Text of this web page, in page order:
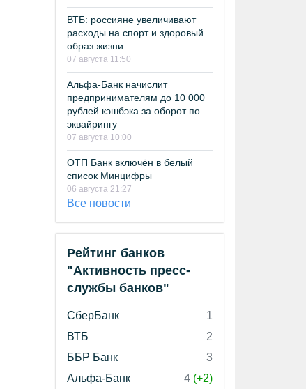
ВТБ: россияне увеличивают
расходы на спорт и здоровый
образ жизни
07 августа 11:50
Альфа-Банк начислит
предпринимателям до 10 000
рублей кэшбэка за оборот по
эквайрингу
07 августа 10:00
ОТП Банк включён в белый
список Минцифры
06 августа 21:27
Все новости
Рейтинг банков
"Активность пресс-
службы банков"
СберБанк
1
ВТБ
2
ББР Банк
3
Альфа-Банк
4 (+2)